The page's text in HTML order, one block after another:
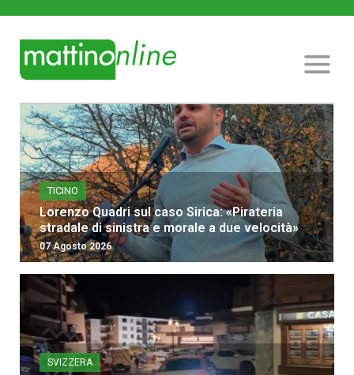
TICINO
Lorenzo Quadri sul caso Sirica: «Pirateria
stradale di sinistra e morale a due velocità»
07 Agosto 2026
SVIZZERA